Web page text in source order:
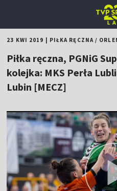
23 KWI 2019 PIŁKA RĘCZNA/
Piłka ręczna, PGNiG
kolejka: MKS Perła
Lubin [MECZ]